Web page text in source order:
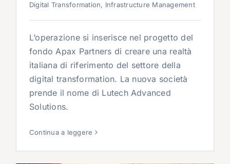
Digital Transformation, Infrastructure Management
L’operazione si inserisce nel progetto del
fondo Apax Partners di creare una realtà
italiana di riferimento del settore della
digital transformation. La nuova società
prende il nome di Lutech Advanced
Solutions.
Continua a leggere